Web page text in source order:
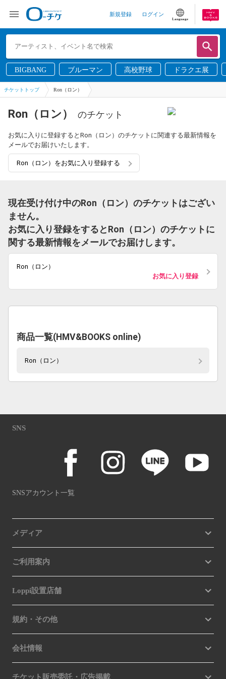
新規登録 ログイン
Language
BIGBANG ブルーマン 高校野球 ドラクエ展
チケットトップ Ron（ロン）
Ron（ロン） のチケット
お気に入りに登録するとRon（ロン）のチケットに関連する最新情報を
メールでお届けいたします。
Ron（ロン）をお気に入り登録する
現在受け付け中のRon（ロン）のチケットはござい
ません。
お気に入り登録をするとRon（ロン）のチケットに
関する最新情報をメールでお届けします。
Ron（ロン）
お気に入り登録
商品一覧(HMV&BOOKS online)
Ron（ロン）
SNS
SNSアカウント一覧
メディア
ご利用案内
Loppi設置店舗
規約・その他
会社情報
チケット販売委託・広告掲載